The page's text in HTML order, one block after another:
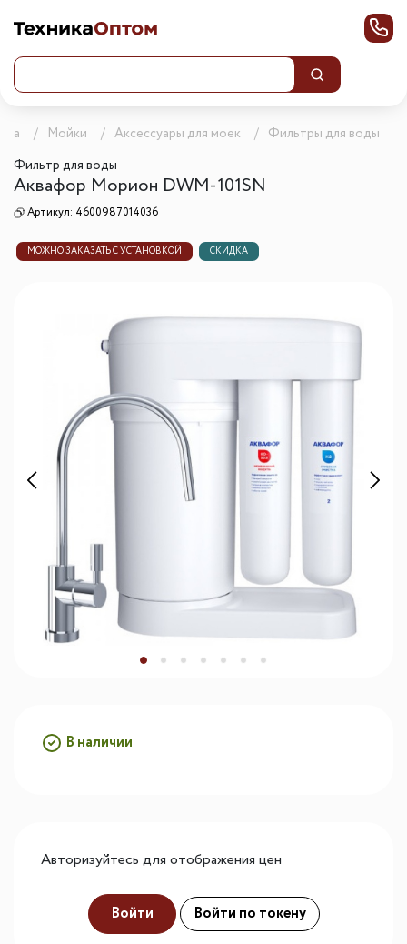
Мойки Аксессуары для моек
Фильтры для воды
Фильтр для воды
Аквафор Морион DWM-101SN
Артикул: 4600987014036
МОЖНО ЗАКАЗАТЬ С УСТАНОВКОЙ СКИДКА
В наличии
Авторизуйтесь для отображения цен
Войти Войти по токену